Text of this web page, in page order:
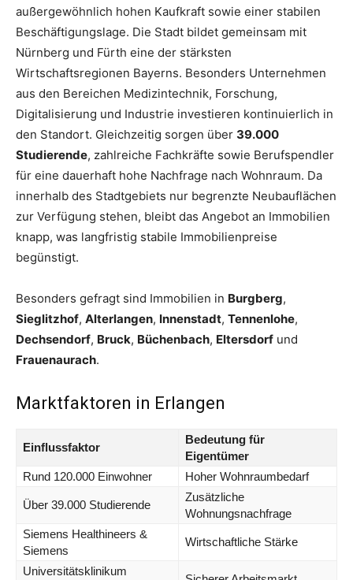
außergewöhnlich hohen Kaufkraft sowie einer stabilen
Beschäftigungslage. Die Stadt bildet gemeinsam mit
Nürnberg und Fürth eine der stärksten
Wirtschaftsregionen Bayerns. Besonders Unternehmen
aus den Bereichen Medizintechnik, Forschung,
Digitalisierung und Industrie investieren kontinuierlich in
den Standort. Gleichzeitig sorgen über 39.000
Studierende, zahlreiche Fachkräfte sowie Berufspendler
für eine dauerhaft hohe Nachfrage nach Wohnraum. Da
innerhalb des Stadtgebiets nur begrenzte Neubauflächen
zur Verfügung stehen, bleibt das Angebot an Immobilien
knapp, was langfristig stabile Immobilienpreise
begünstigt.
Besonders gefragt sind Immobilien in Burgberg,
Sieglitzhof, Alterlangen, Innenstadt, Tennenlohe,
Dechsendorf, Bruck, Büchenbach, Eltersdorf und
Frauenaurach.
Marktfaktoren in Erlangen
Einflussfaktor
Bedeutung für
Eigentümer
Rund 120.000 Einwohner
Hoher Wohnraumbedarf
Über 39.000 Studierende
Zusätzliche
Wohnungsnachfrage
Siemens Healthineers &
Siemens
Wirtschaftliche Stärke
Universitätsklinikum